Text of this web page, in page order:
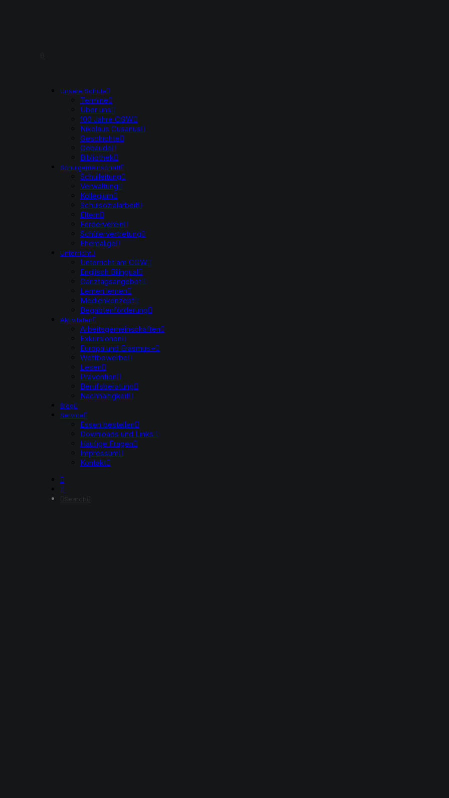
Unsere Schule
Termine
Über uns
100 Jahre CGW
Nikolaus Cusanus
Geschichte
Gebäude
Bibliothek
Schulgemeinschaft
Schulleitung
Verwaltung
Kollegium
Schulsozialarbeit
Eltern
Förderverein
Schülervertretung
Ehemalige
Unterricht
Unterricht am CGW
Englisch Bilingual
Ganztagsangebot
Lernen lernen
Medienkonzept
Begabtenförderung
Aktivitäten
Arbeitsgemeinschaften
Exkursionen
Europa und Erasmus+
Wettbewerbe
Lesen
Prävention
Berufsberatung
Nachhaltigkeit
Blog
Service
Essen bestellen
Downloads und Links
Häufige Fragen
Impressum
Kontakt
Search